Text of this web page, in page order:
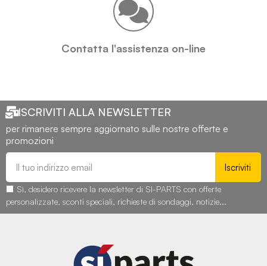
Contatta l'assistenza on-line
ISCRIVITI ALLA NEWSLETTER
per rimanere sempre aggiornato sulle nostre offerte e
promozioni
Iscriviti
Sì, desidero ricevere la newsletter di SI-PARTS con offerte
personalizzate, sconti speciali, richieste di sondaggi, notizie...